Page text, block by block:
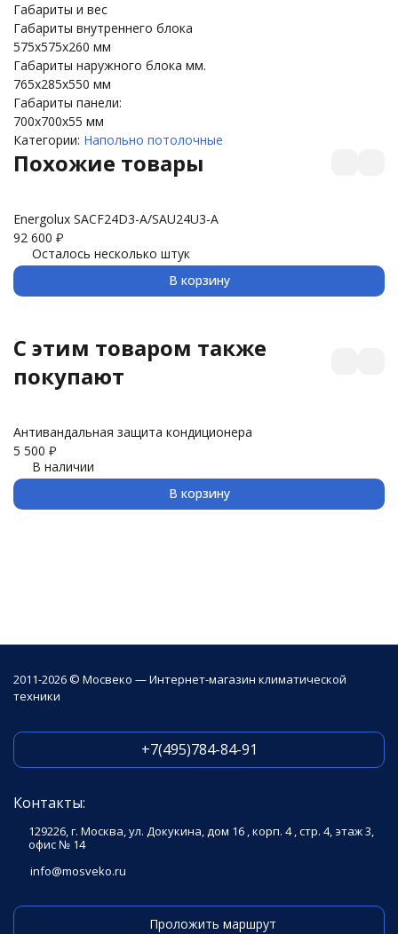
Габариты и вес
Габариты внутреннего блока
575x575x260 мм
Габариты наружного блока мм.
765x285x550 мм
Габариты панели:
700x700x55 мм
Категории: Напольно потолочные
Похожие товары
Energolux SACF24D3-A/SAU24U3-A
92 600 ₽
Осталось несколько штук
В корзину
C этим товаром также
покупают
Антивандальная защита кондиционера
5 500 ₽
В наличии
В корзину
2011-2026 © Мосвеко — Интернет-магазин климатической
техники
+7(495)784-84-91
Контакты:
129226, г. Москва, ул. Докукина, дом 16 , корп. 4 , стр. 4, этаж 3,
офис № 14
info@mosveko.ru
Проложить маршрут